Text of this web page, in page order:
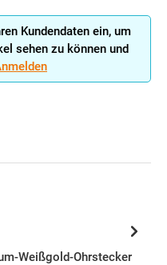
Kundendaten ein, um
sehen zu können und
Weißgold-Ohrstecker